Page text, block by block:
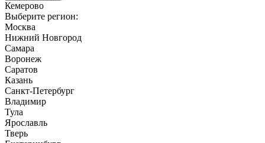
Кемерово
Выберите регион:
Москва
Нижний Новгород
Самара
Воронеж
Саратов
Казань
Санкт-Петербург
Владимир
Тула
Ярославль
Тверь